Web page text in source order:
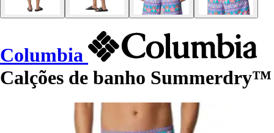
Columbia
Calções de banho Summerdry™